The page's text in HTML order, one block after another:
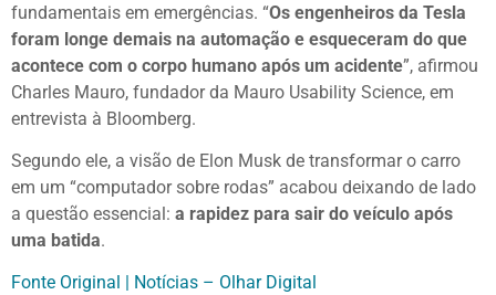
fundamentais em emergências. “Os engenheiros da Tesla
foram longe demais na automação e esqueceram do que
acontece com o corpo humano após um acidente”, afirmou
Charles Mauro, fundador da Mauro Usability Science, em
entrevista à Bloomberg.
Segundo ele, a visão de Elon Musk de transformar o carro
em um “computador sobre rodas” acabou deixando de lado
a questão essencial: a rapidez para sair do veículo após
uma batida.
Fonte Original | Notícias – Olhar Digital